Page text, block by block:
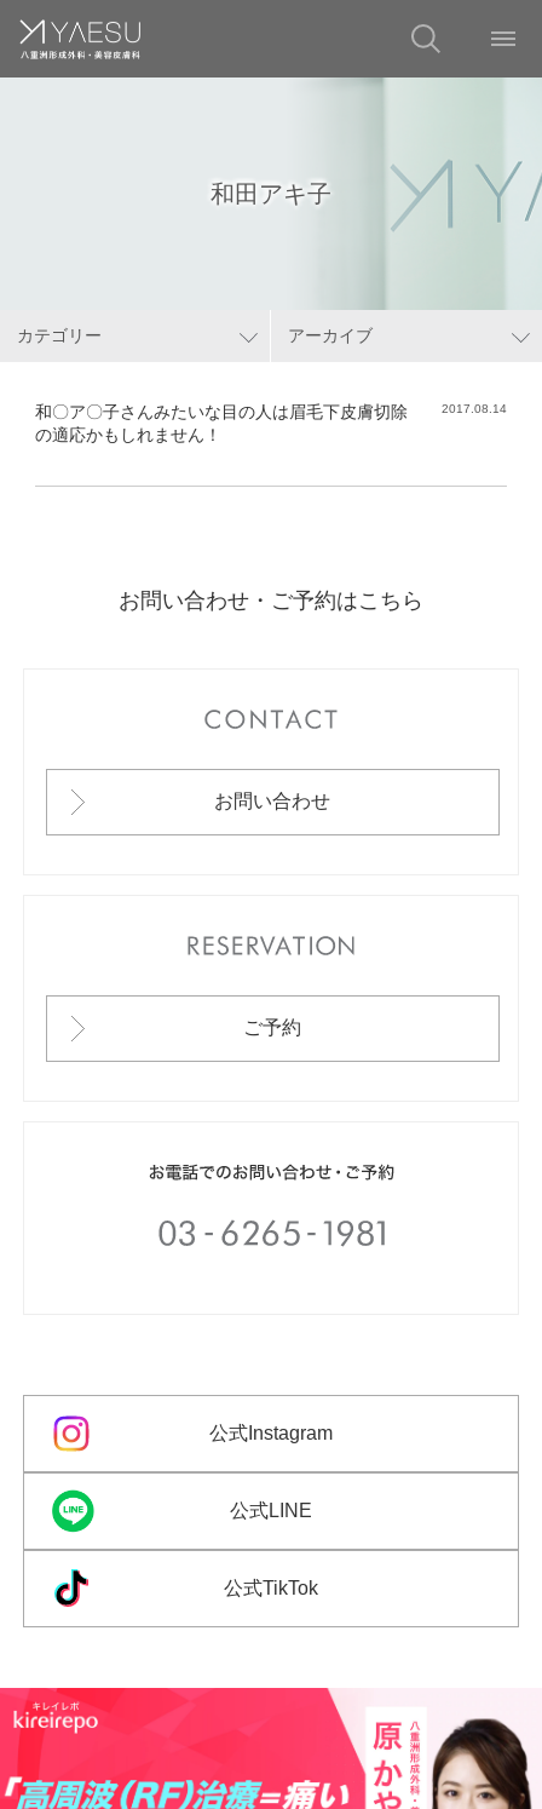
和田アキ子
カテゴリー アーカイブ
和〇ア〇子さんみたいな目の人は眉毛下皮膚切除
の適応かもしれません！
2017.08.14
お問い合わせ・ご予約はこちら
お問い合わせ
ご予約
公式Instagram
公式LINE
公式TikTok